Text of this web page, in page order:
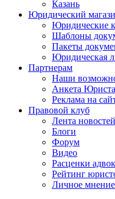
Казань
Юридический
Юридические
Шаблоны
Пакеты
Юридическая
Партнерам
Наши
Анкета Юриста
Реклама на
Правовой клуб
Лента новостей
Блоги
Форум
Видео
Расценки
Рейтинг
Личное мнение